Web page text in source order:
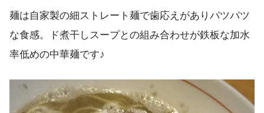
麺は自家製の細ストレート麺で歯応えがありパツパツ
な食感。ド煮干しスープとの組み合わせが鉄板な加水
率低めの中華麺です♪